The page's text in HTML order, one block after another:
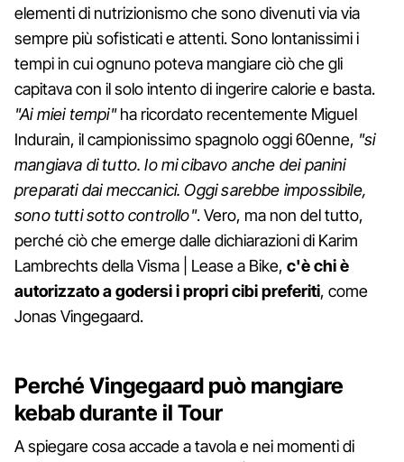
elementi di nutrizionismo che sono divenuti via via
sempre più sofisticati e attenti. Sono lontanissimi i
tempi in cui ognuno poteva mangiare ciò che gli
capitava con il solo intento di ingerire calorie e basta.
"Ai miei tempi"ha ricordato recentemente Miguel
Indurain, il campionissimo spagnolo oggi 60enne, "si
mangiava di tutto. Io mi cibavo anche dei panini
preparati dai meccanici. Oggi sarebbe impossibile,
sono tutti sotto controllo". Vero, ma non del tutto,
perché ciò che emerge dalle dichiarazioni di Karim
Lambrechts della Visma | Lease a Bike, c'è chi è
autorizzato a godersi i propri cibi preferiti, come
Jonas Vingegaard.
Perché Vingegaard può mangiare
kebab durante il Tour
A spiegare cosa accade a tavola e nei momenti di